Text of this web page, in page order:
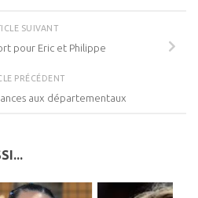
SUIVANT
pour Eric et Philippe
PRÉCÉDENT
aux départementaux